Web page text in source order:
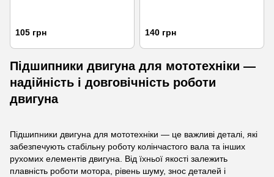
105 грн 140 грн
Підшипники двигуна для мототехніки —
надійність і довговічність роботи
двигуна
Підшипники двигуна для мототехніки — це важливі деталі, які
забезпечують стабільну роботу колінчастого вала та інших
рухомих елементів двигуна. Від їхньої якості залежить
плавність роботи мотора, рівень шуму, знос деталей і